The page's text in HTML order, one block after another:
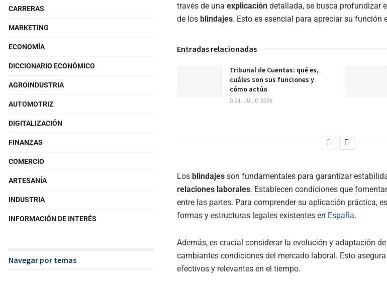
través de una explicación detallada, se busca profundizar
de los blindajes. Esto es esencial para apreciar su función
Entradas relacionadas
Tribunal de Cuentas: qué es,
cuáles son sus funciones y
cómo actúa
21. JULIO 2026
Los blindajes son fundamentales para garantizar
relaciones laborales. Establecen condiciones que
entre las partes. Para comprender su aplicación práctica,
formas y estructuras legales existentes en España.
Además, es crucial considerar la evolución y adaptación
cambiantes condiciones del mercado laboral. Esto
efectivos y relevantes en el tiempo.
CARRERAS
MARKETING
ECONOMÍA
DICCIONARIO ECONÓMICO
AGROINDUSTRIA
AUTOMOTRIZ
DIGITALIZACIÓN
FINANZAS
COMERCIO
ARTESANÍA
INDUSTRIA
INFORMACIÓN DE INTERÉS
Navegar por temas